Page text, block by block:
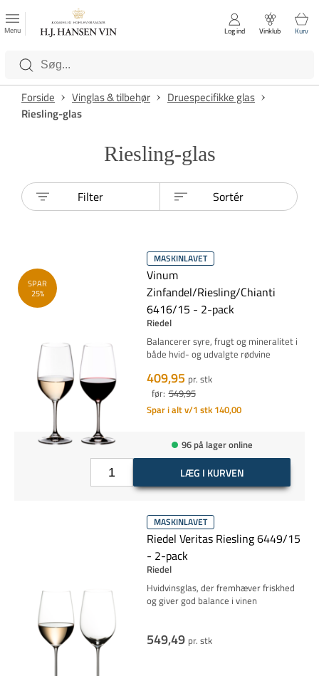
Luk
Kategorier
Menu Log ind Vinklub Kurv
Forside Vinglas & tilbehør
Druespecifikke glas
Riesling-glas
Riesling-glas
Filter Sortér
SPAR
25%
MASKINLAVET
Vinum
Zinfandel/Riesling/Chianti
6416/15 - 2-pack
Riedel
Balancerer syre, frugt og mineralitet i
både hvid- og udvalgte rødvine
409,95 pr. stk
før: 549,95
Spar i alt v/1 stk 140,00
96 på lager online
LÆG I KURVEN
MASKINLAVET
Riedel Veritas Riesling 6449/15
- 2-pack
Riedel
Hvidvinsglas, der fremhæver friskhed
og giver god balance i vinen
549,49 pr. stk